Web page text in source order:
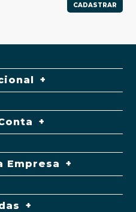
CADASTRAR
Empresa